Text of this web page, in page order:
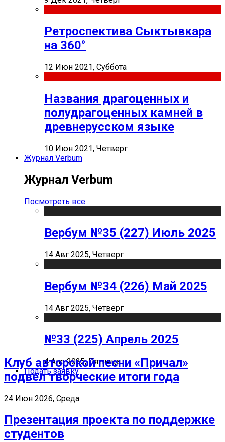
Ретроспектива Сыктывкара
на 360°
12 Июн 2021, Суббота
Названия драгоценных и
полудрагоценных камней в
древнерусском языке
10 Июн 2021, Четверг
Журнал Verbum
Журнал Verbum
Посмотреть все
Вербум №35 (227) Июль 2025
14 Авг 2025, Четверг
Вербум №34 (226) Май 2025
14 Авг 2025, Четверг
№33 (225) Апрель 2025
4 Апр 2025, Пятница
Подать заявку
Клуб авторской песни «Причал»
подвел творческие итоги года
24 Июн 2026, Среда
Презентация проекта по поддержке
студентов